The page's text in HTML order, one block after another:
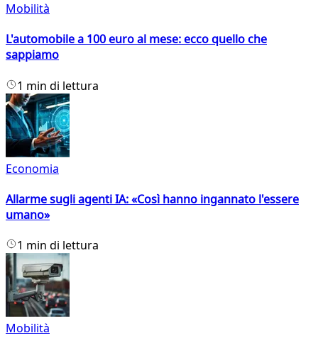
Mobilità
L'automobile a 100 euro al mese: ecco quello che
sappiamo
1 min di lettura
Economia
Allarme sugli agenti IA: «Così hanno ingannato l'essere
umano»
1 min di lettura
Mobilità